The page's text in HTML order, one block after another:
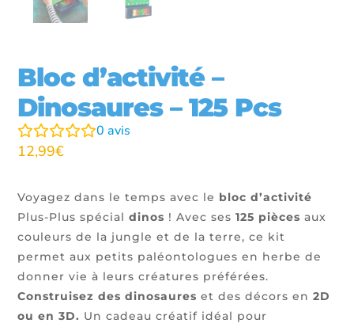
Bloc d’activité –
Dinosaures – 125 Pcs
0 avis
12,99€
Voyagez dans le temps avec le bloc d’activité
Plus-Plus spécialdinos ! Avec ses125 pièces aux
couleurs de la jungle et de la terre, ce kit
permet aux petits paléontologues en herbe de
donner vie à leurs créatures préférées.
Construisez des dinosaures et des décors en 2D
ou en 3D. Un cadeau créatif idéal pour